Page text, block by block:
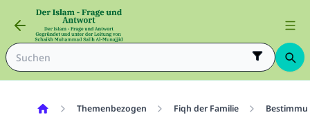
Themenbezogen Fiqh der Familie